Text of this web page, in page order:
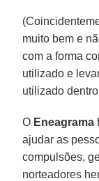
muito bem e
com a forma
utilizado e
utilizado
O Eneagrama
ajudar as
compulsões,
norteadores